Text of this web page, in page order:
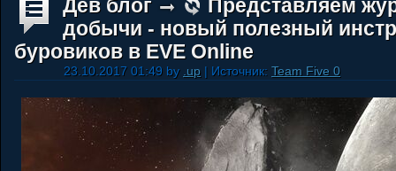
Дев блог
Представляем
добычи - новый полезный
буровиков в EVE Online
23.10.2017 01:49 by .up | Источник: Team Five 0